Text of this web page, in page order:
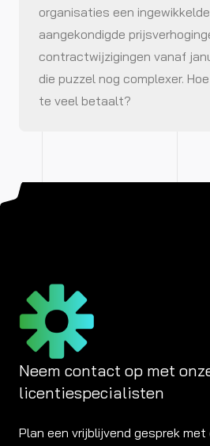
organisaties een
aangekondigde
contractwijzigingen vanaf
die puzzel nog complexer.
te veel betaalt?
Neem contact op met
licentiespecialisten
Plan een vrijblijvend gesprek